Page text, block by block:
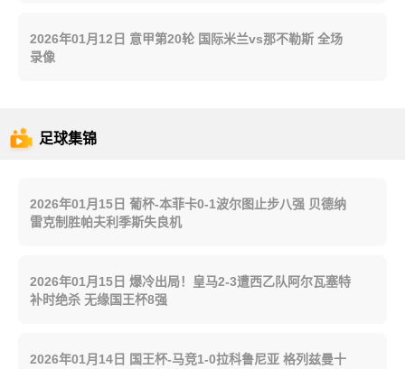
2026年01月12日 意甲第20轮 国际米兰vs那不勒斯 全场
录像
足球集锦
2026年01月15日 葡杯-本菲卡0-1波尔图止步八强 贝德纳
雷克制胜帕夫利季斯失良机
2026年01月15日 爆冷出局！皇马2-3遭西乙队阿尔瓦塞特
补时绝杀 无缘国王杯8强
2026年01月14日 国王杯-马竞1-0拉科鲁尼亚 格列兹曼十